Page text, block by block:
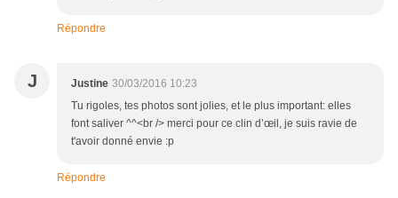
Répondre
J Justine 30/03/2016 10:23
Tu rigoles, tes photos sont jolies, et le plus important: elles
font saliver ^^<br /> merci pour ce clin d’œil, je suis ravie de
t'avoir donné envie :p
Répondre